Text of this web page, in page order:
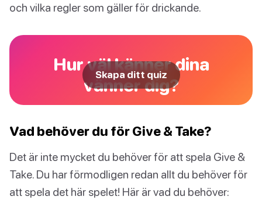
och vilka regler som gäller för drickande.
Hur väl känner dina
vänner dig?
Skapa ditt quiz
Vad behöver du för Give & Take?
Det är inte mycket du behöver för att spela Give &
Take. Du har förmodligen redan allt du behöver för
att spela det här spelet! Här är vad du behöver: